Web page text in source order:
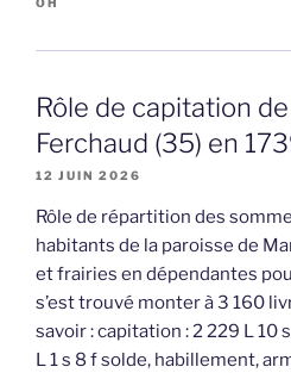
Rôle de capitation
Ferchaud (35) en
12 JUIN 2026
Rôle de répartition des
habitants de la paroisse de
et frairies en dépendantes
s’est trouvé monter à 3 160
savoir : capitation : 2 229 L 10
L 1 s 8 f solde, habillement,